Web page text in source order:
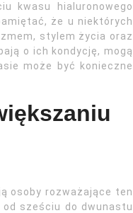
kwasu hialuronowego
że u niektórych
stylem życia oraz
o ich kondycję, mogą
może być konieczne
osoby rozważające ten
sześciu do dwunastu